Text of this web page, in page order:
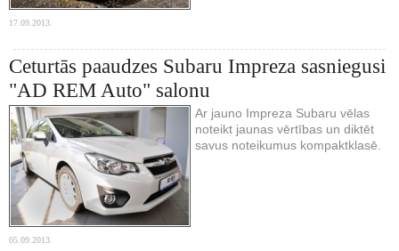
17.09.2013.
Ceturtās paaudzes Subaru Impreza sasniegusi
"AD REM Auto" salonu
Ar jauno Impreza Subaru vēlas
noteikt jaunas vērtības un diktēt
savus noteikumus kompaktklasē.
05.09.2013.